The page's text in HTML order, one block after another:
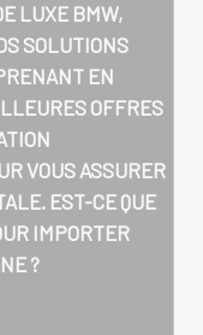
LUXE BMW,
SOLUTIONS
EN
OFFRES
VOUS ASSURER
EST-CE QUE
IMPORTER
?